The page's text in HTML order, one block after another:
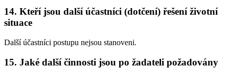
14. Kteří jsou další účastníci (dotčení) řešení životní
situace
Další účastníci postupu nejsou stanoveni.
15. Jaké další činnosti jsou po žadateli požadovány